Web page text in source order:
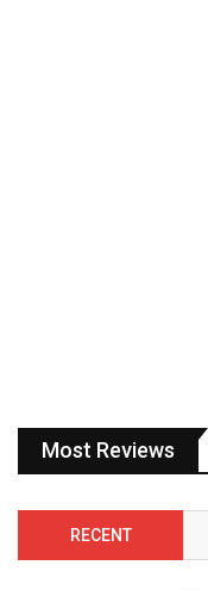
Most Reviews
RECENT